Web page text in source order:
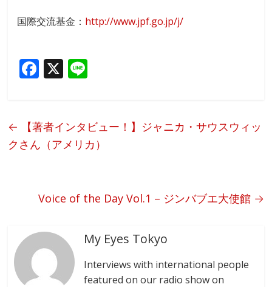
国際交流基金： http://www.jpf.go.jp/j/
F
ac
b
o
X
←
【著者インタビュー！】ジャニカ・サウスウィッ
クさん（アメリカ）
Voice of the Day Vol.1 – ジンバブエ大使館 →
My Eyes Tokyo
Interviews with international people
featured on our radio show on